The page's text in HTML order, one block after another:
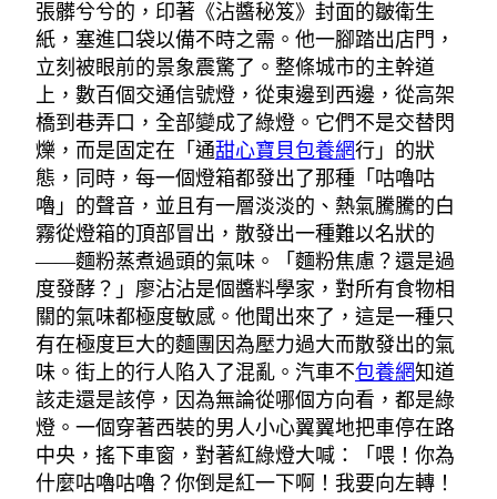
張髒兮兮的，印著《沾醬秘笈》封面的皺衛生
紙，塞進口袋以備不時之需。他一腳踏出店門，
立刻被眼前的景象震驚了。整條城市的主幹道
上，數百個交通信號燈，從東邊到西邊，從高架
橋到巷弄口，全部變成了綠燈。它們不是交替閃
爍，而是固定在「通甜心寶貝包養網行」的狀
態，同時，每一個燈箱都發出了那種「咕嚕咕
嚕」的聲音，並且有一層淡淡的、熱氣騰騰的白
霧從燈箱的頂部冒出，散發出一種難以名狀的
——麵粉蒸煮過頭的氣味。「麵粉焦慮？還是過
度發酵？」廖沾沾是個醬料學家，對所有食物相
關的氣味都極度敏感。他聞出來了，這是一種只
有在極度巨大的麵團因為壓力過大而散發出的氣
味。街上的行人陷入了混亂。汽車不包養網知道
該走還是該停，因為無論從哪個方向看，都是綠
燈。一個穿著西裝的男人小心翼翼地把車停在路
中央，搖下車窗，對著紅綠燈大喊：「喂！你為
什麼咕嚕咕嚕？你倒是紅一下啊！我要向左轉！